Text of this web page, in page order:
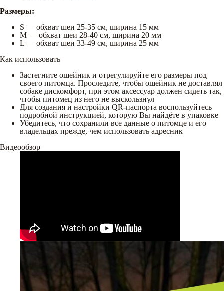
Размеры:
S — обхват шеи 25-35 см, ширина 15 мм
М — обхват шеи 28-40 см, ширина 20 мм
L — обхват шеи 33-49 см, ширина 25 мм
Как использовать
Застегните ошейник и отрегулируйте его размеры под
своего питомца. Проследите, чтобы ошейник не доставлял
собаке дискомфорт, при этом аксессуар должен сидеть так,
чтобы питомец из него не выскользнул
Для создания и настройки QR-паспорта воспользуйтесь
подробной инструкцией, которую Вы найдёте в упаковке
Убедитесь, что сохранили все данные о питомце и его
владельцах прежде, чем использовать адресник
Видеообзор